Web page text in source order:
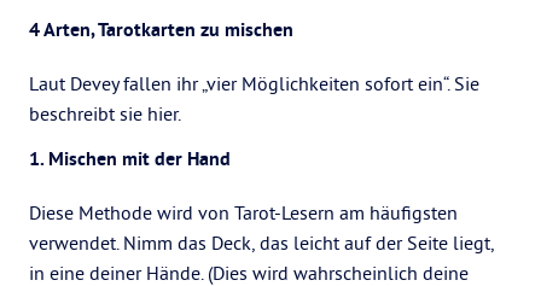
4 Arten, Tarotkarten zu mischen
Laut Devey fallen ihr „vier Möglichkeiten sofort ein“. Sie
beschreibt sie hier.
1. Mischen mit der Hand
Diese Methode wird von Tarot-Lesern am häufigsten
verwendet. Nimm das Deck, das leicht auf der Seite liegt,
in eine deiner Hände. (Dies wird wahrscheinlich deine